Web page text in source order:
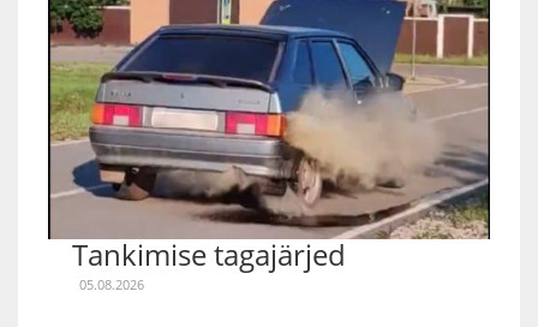
Tankimise tagajärjed
05.08.2026